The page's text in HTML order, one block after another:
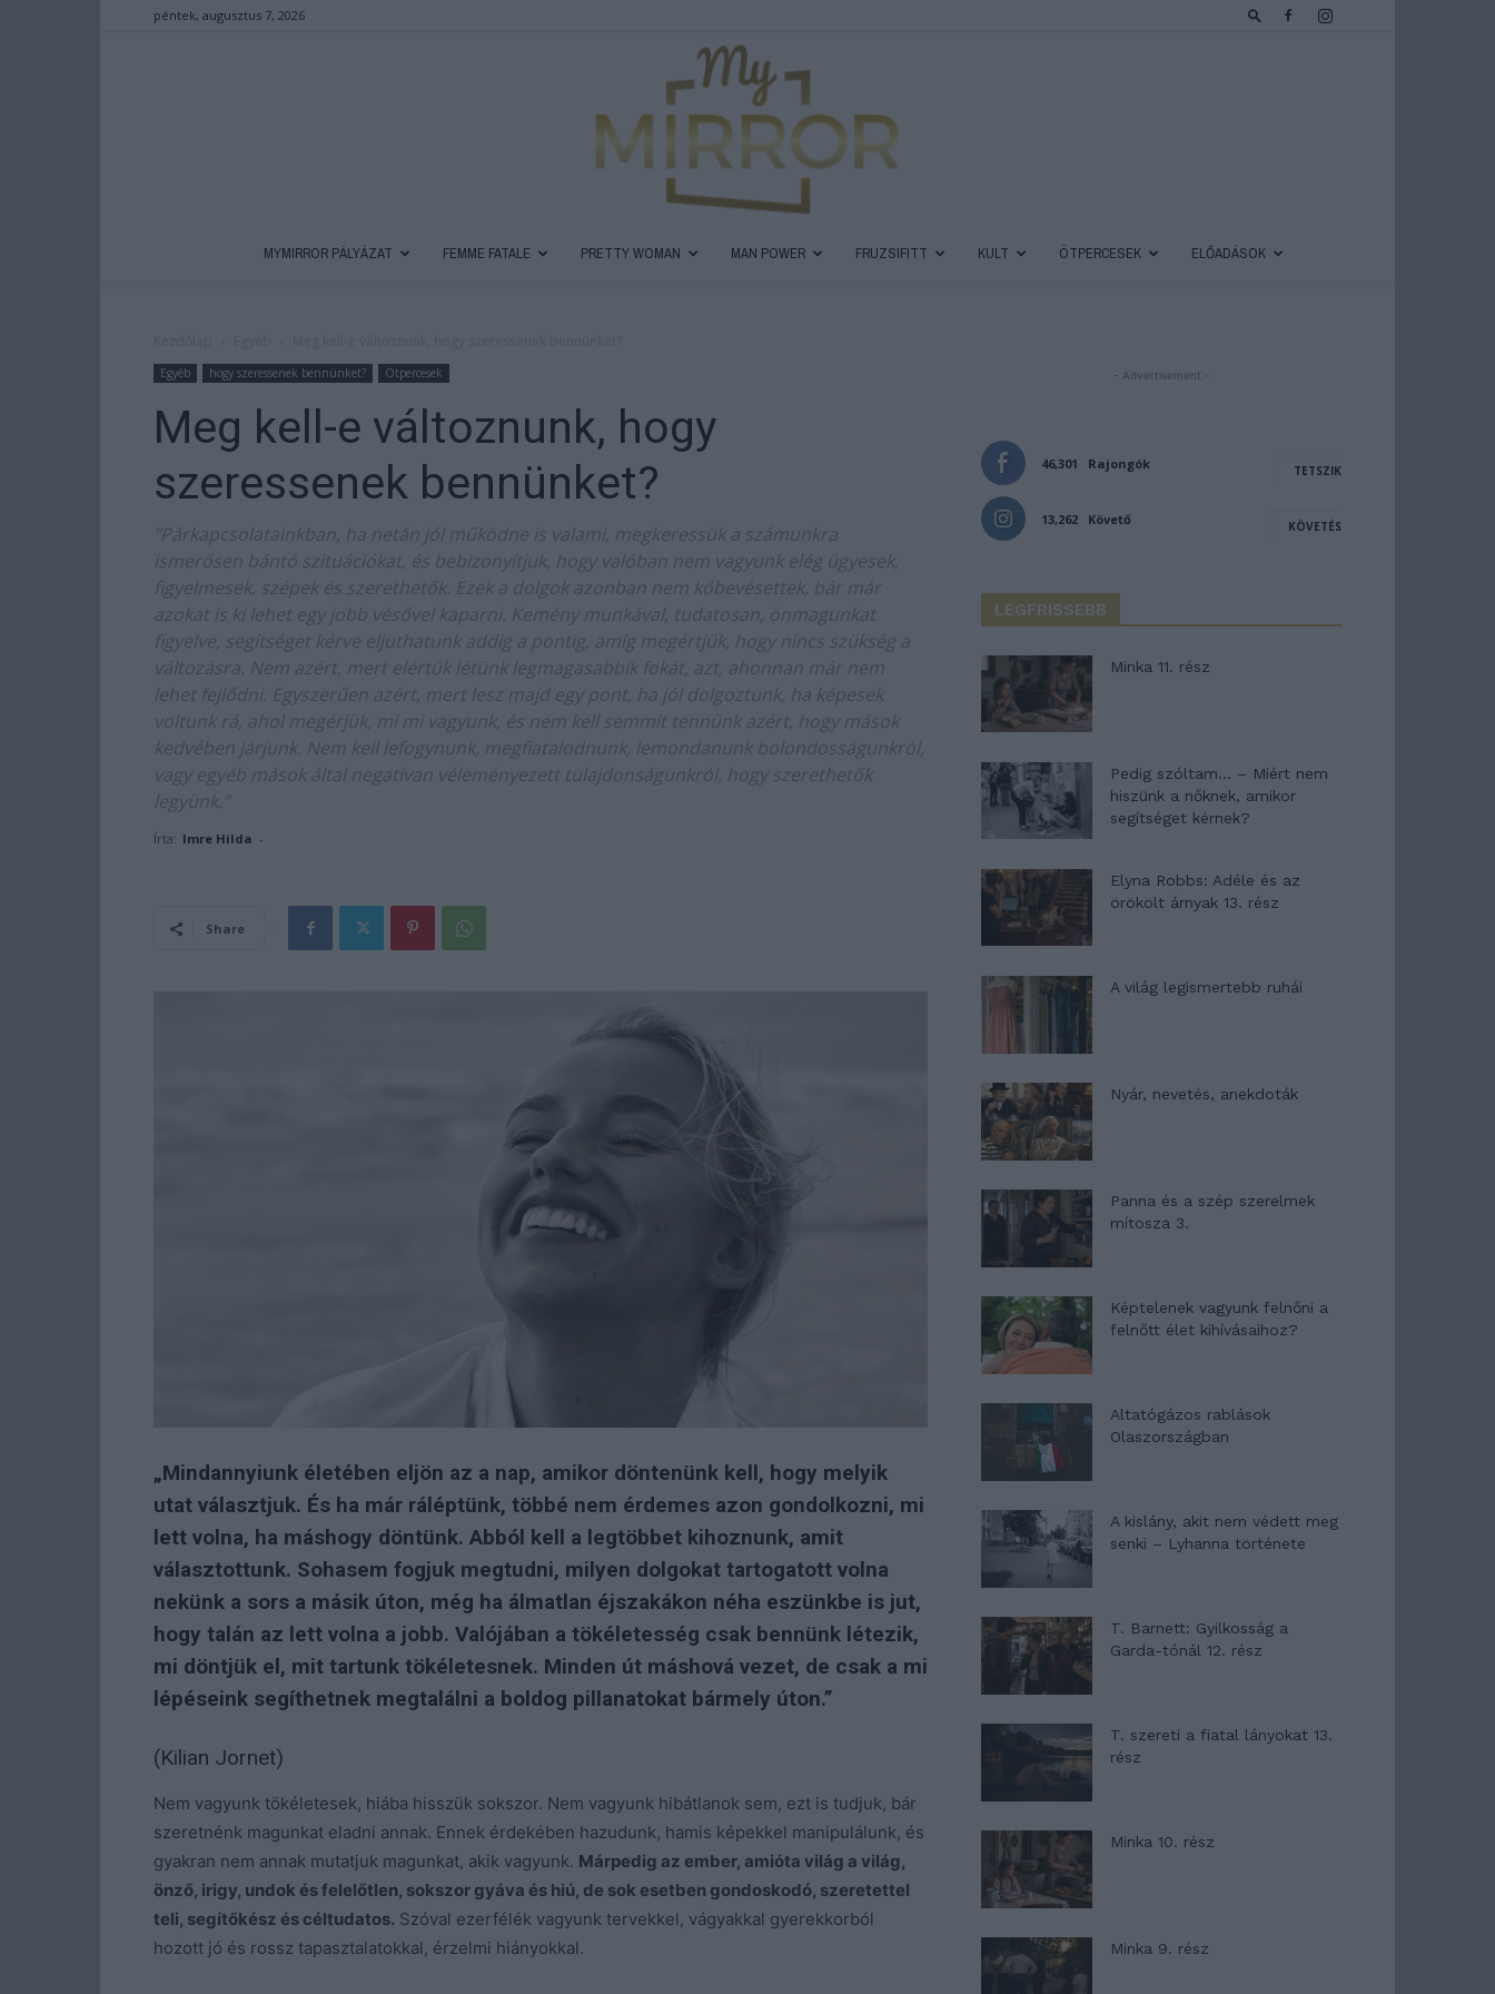
péntek, augusztus 7, 2026
MYMIRROR PÁLYÁZAT FEMME FATALE PRETTY WOMAN MAN POWER FRUZSIFITT KULT ÖTPERCESEK ELŐADÁSOK
Egyéb hogy szeressenek bennünket? Ötpercesek
Meg kell-e változnunk, hogy
szeressenek bennünket?
"Párkapcsolatainkban, ha netán jól működne is valami, megkeressük a számunkra
ismerősen bántó szituációkat, és bebizonyítjuk, hogy valóban nem vagyunk elég ügyesek,
figyelmesek, szépek és szerethetők. Ezek a dolgok azonban nem kőbevésettek, bár már
azokat is ki lehet egy jobb vésővel kaparni. Kemény munkával, tudatosan, önmagunkat
figyelve, segítséget kérve eljuthatunk addig a pontig, amíg megértjük, hogy nincs szükség a
változásra. Nem azért, mert elértük létünk legmagasabbik fokát, azt, ahonnan már nem
lehet fejlődni. Egyszerűen azért, mert lesz majd egy pont, ha jól dolgoztunk, ha képesek
voltunk rá, ahol megérjük, mi mi vagyunk, és nem kell semmit tennünk azért, hogy mások
kedvében járjunk. Nem kell lefogynunk, megfiatalodnunk, lemondanunk bolondosságunkról,
vagy egyéb mások által negatívan véleményezett tulajdonságunkról, hogy szerethetők
legyünk."
Írta: Imre Hilda -
Share
„Mindannyiunk életében eljön az a nap, amikor döntenünk kell, hogy melyik
utat választjuk. És ha már ráléptünk, többé nem érdemes azon gondolkozni, mi
lett volna, ha máshogy döntünk. Abból kell a legtöbbet kihoznunk, amit
választottunk. Sohasem fogjuk megtudni, milyen dolgokat tartogatott volna
nekünk a sors a másik úton, még ha álmatlan éjszakákon néha eszünkbe is jut,
hogy talán az lett volna a jobb. Valójában a tökéletesség csak bennünk létezik,
mi döntjük el, mit tartunk tökéletesnek. Minden út máshová vezet, de csak a mi
lépéseink segíthetnek megtalálni a boldog pillanatokat bármely úton.”
(Kilian Jornet)
Nem vagyunk tökéletesek, hiába hisszük sokszor. Nem vagyunk hibátlanok sem, ezt is tudjuk, bár
szeretnénk magunkat eladni annak. Ennek érdekében hazudunk, hamis képekkel manipulálunk, és
gyakran nem annak mutatjuk magunkat, akik vagyunk. Márpedig az ember, amióta világ a világ,
önző, irigy, undok és felelőtlen, sokszor gyáva és hiú, de sok esetben gondoskodó, szeretettel
teli, segítőkész és céltudatos. Szóval ezerfélék vagyunk tervekkel, vágyakkal gyerekkorból
hozott jó és rossz tapasztalatokkal, érzelmi hiányokkal.
- Advertisement -
46,301 Rajongók TETSZIK
13,262 Követő KÖVETÉS
LEGFRISSEBB
Minka 11. rész
Pedig szóltam… – Miért nem
hiszünk a nőknek, amikor
segítséget kérnek?
Elyna Robbs: Adéle és az
örökölt árnyak 13. rész
A világ legismertebb ruhái
Nyár, nevetés, anekdoták
Panna és a szép szerelmek
mítosza 3.
Képtelenek vagyunk felnőni a
felnőtt élet kihívásaihoz?
Altatógázos rablások
Olaszországban
A kislány, akit nem védett meg
senki – Lyhanna története
T. Barnett: Gyilkosság a
Garda-tónál 12. rész
T. szereti a fiatal lányokat 13.
rész
Minka 10. rész
Minka 9. rész